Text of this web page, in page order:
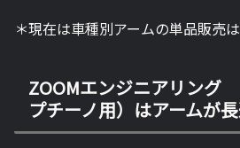
＊現在は車種別アームの単品販売
ZOOMエンジニアリング
プチーノ用）はアームが